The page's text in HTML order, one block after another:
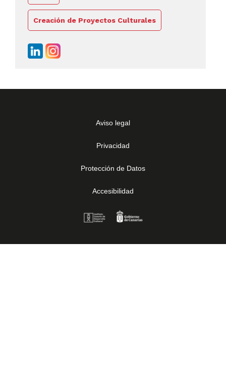
Creación de Proyectos Culturales
Aviso legal
Privacidad
Protección de Datos
Accesibilidad